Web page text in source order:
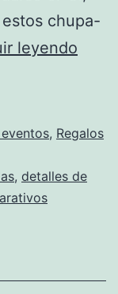
chupa-
leyendo
, Regalos
, detalles de